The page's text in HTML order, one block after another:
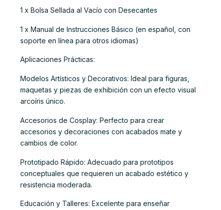
1 x Bolsa Sellada al Vacío con Desecantes
1 x Manual de Instrucciones Básico (en español, con
soporte en línea para otros idiomas)
Aplicaciones Prácticas:
Modelos Artísticos y Decorativos: Ideal para figuras,
maquetas y piezas de exhibición con un efecto visual
arcoíris único.
Accesorios de Cosplay: Perfecto para crear
accesorios y decoraciones con acabados mate y
cambios de color.
Prototipado Rápido: Adecuado para prototipos
conceptuales que requieren un acabado estético y
resistencia moderada.
Educación y Talleres: Excelente para enseñar